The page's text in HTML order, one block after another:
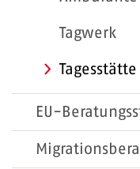
Tagwerk
EU-